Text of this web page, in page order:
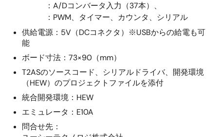
：A/Dコンバータ入力（37本）、
：PWM、タイマー、カウンタ、シリアル
供給電源：5V（DCコネクタ）※USBからの給電も可
能
ボード寸法：73×90（mm）
T2ASのソースコード、シリアルドライバ、開発環境
（HEW）のプロジェクトファイルを添付
統合開発環境：HEW
エミュレータ：E10A
問合せ先：